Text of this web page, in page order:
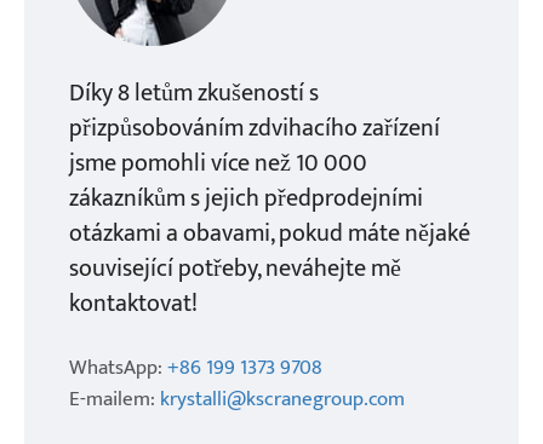
Díky 8 letům zkušeností s
přizpůsobováním zdvihacího zařízení
jsme pomohli více než 10 000
zákazníkům s jejich předprodejními
otázkami a obavami, pokud máte nějaké
související potřeby, neváhejte mě
kontaktovat!
WhatsApp:+86 199 1373 9708
E-mailem: krystalli@kscranegroup.com